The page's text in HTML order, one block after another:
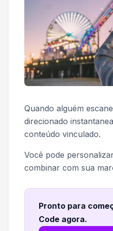
Quando alguém
direcionado
conteúdo vinculado.
Você pode
combinar com sua
Pronto para
Code agora.